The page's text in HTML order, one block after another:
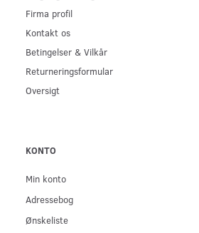
Firma profil
Kontakt os
Betingelser & Vilkår
Returneringsformular
Oversigt
KONTO
Min konto
Adressebog
Ønskeliste